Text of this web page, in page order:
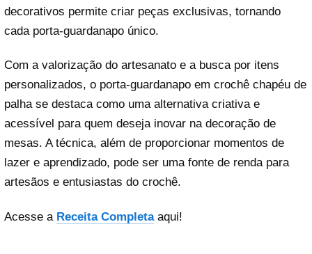
decorativos permite criar peças exclusivas, tornando
cada porta-guardanapo único.
Com a valorização do artesanato e a busca por itens
personalizados, o porta-guardanapo em crochê chapéu de
palha se destaca como uma alternativa criativa e
acessível para quem deseja inovar na decoração de
mesas. A técnica, além de proporcionar momentos de
lazer e aprendizado, pode ser uma fonte de renda para
artesãos e entusiastas do crochê.
Acesse a Receita Completaaqui!